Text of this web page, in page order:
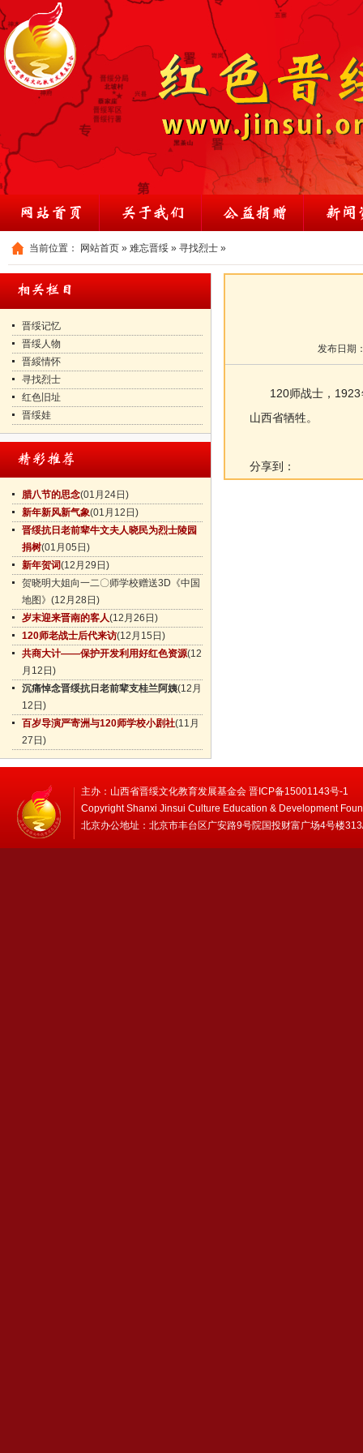
当前位置： 网站首页 » 难忘晋绥 » 寻找烈士 »
晋绥记忆
晋绥人物
晋綏情怀
寻找烈士
红色旧址
晋绥娃
腊八节的思念(01月24日)
新年新风新气象(01月12日)
晋绥抗日老前辈牛文夫人晓民为烈士陵园
捐树(01月05日)
新年贺词(12月29日)
贺晓明大姐向一二〇师学校赠送3D《中国
地图》 (12月28日)
岁末迎来晋南的客人(12月26日)
120师老战士后代来访(12月15日)
共商大计——保护开发利用好红色资源(12
月12日)
沉痛悼念晋绥抗日老前辈支桂兰阿姨(12月
12日)
百岁导演严寄洲与120师学校小剧社(11月
27日)
发布日期
120师战士，1923
山西省牺牲。
分享到：
主办：山西省晋绥文化教育发展基金会 晋ICP备15001143号-1
Copyright Shanxi Jinsui Culture Education & Development
北京办公地址：北京市丰台区广安路9号院国投财富广场4号楼